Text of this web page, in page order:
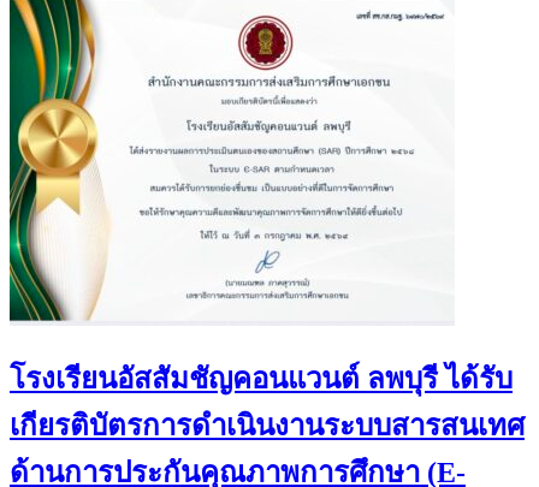
โรงเรียนอัสสัมชัญคอนแวนต์ ลพบุรี ได้รับ
เกียรติบัตรการดำเนินงานระบบสารสนเทศ
ด้านการประกันคุณภาพการศึกษา (E-